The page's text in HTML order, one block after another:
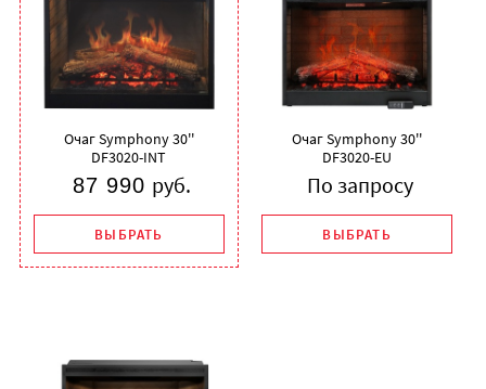
Очаг Symphony 30''
DF3020-INT
87 990 руб.
ВЫБРАТЬ
Очаг Symphony 30''
DF3020-EU
По запросу
ВЫБРАТЬ